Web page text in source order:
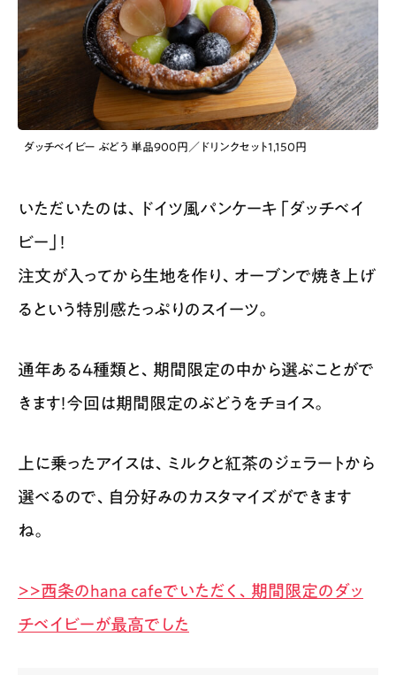
ダッチベイビー ぶどう 単品900円／ドリンクセット1,150円
いただいたのは、ドイツ風パンケーキ「ダッチベイ
ビー」！
注文が入ってから生地を作り、オーブンで焼き上げ
るという特別感たっぷりのスイーツ。
通年ある4種類と、期間限定の中から選ぶことがで
きます！今回は期間限定のぶどうをチョイス。
上に乗ったアイスは、ミルクと紅茶のジェラートから
選べるので、自分好みのカスタマイズができます
ね。
>>西条のhana cafeでいただく、期間限定のダッ
チベイビーが最高でした